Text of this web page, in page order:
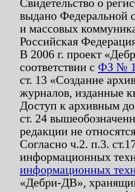
Свидетельство о
выдано Федеральной
и массовых
Российская
В 2006 г. проект
соответствии с ФЗ №
ст. 13 «Создание
журналов, изданные
Доступ к архивным
ст. 24
редакции не
Согласно ч.2. п.3.
информационных
информационных
«Дебри-ДВ»,